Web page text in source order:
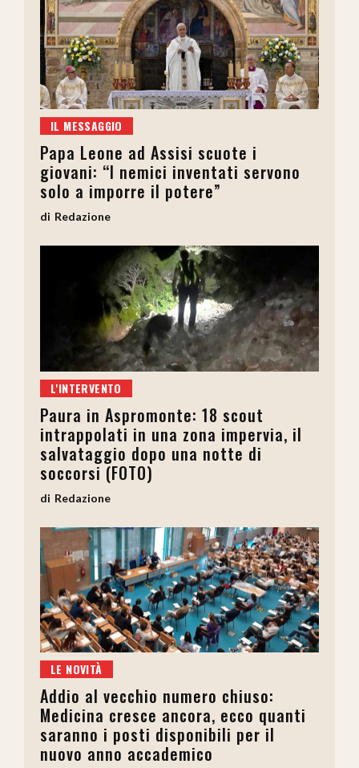
IL MESSAGGIO
Papa Leone ad Assisi scuote i
giovani: “I nemici inventati servono
solo a imporre il potere”
Redazione
L'INTERVENTO
Paura in Aspromonte: 18 scout
intrappolati in una zona impervia, il
salvataggio dopo una notte di
soccorsi (FOTO)
Redazione
LE NOVITÀ
Addio al vecchio numero chiuso:
Medicina cresce ancora, ecco quanti
saranno i posti disponibili per il
nuovo anno accademico